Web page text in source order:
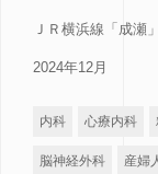
ＪＲ横浜線「成瀬
2024年12月
内科 心療内科
脳神経外科 産婦